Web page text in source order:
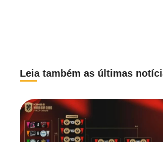
Leia também as últimas